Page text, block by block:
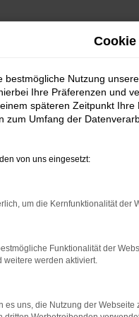
bestimmter Seiten
beheben.
bestmögliche Nutzung
Ihre Präferenzen und
späteren Zeitpunkt
zum Umfang der
von uns eingesetzt:
um die Kernfunktionalität der
Funktionalität der
weitere werden aktiviert.
es uns, die Nutzung der